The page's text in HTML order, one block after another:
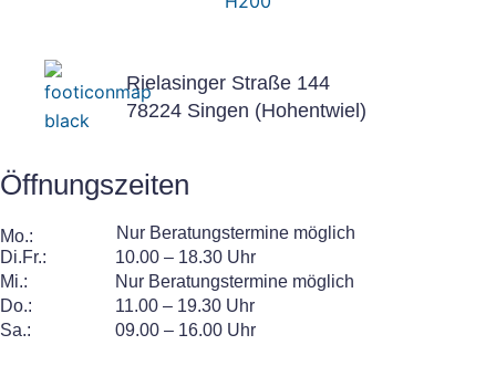
n
a
n
n
Rielasinger Straße 144
78224 Singen (Hohentwiel)
Öffnungszeiten
Mo.:
Nur Beratungstermine möglich
Di.Fr.:
10.00 – 18.30 Uhr
Mi.:
Nur Beratungstermine möglich
Do.:
11.00 – 19.30 Uhr
Sa.:
09.00 – 16.00 Uhr